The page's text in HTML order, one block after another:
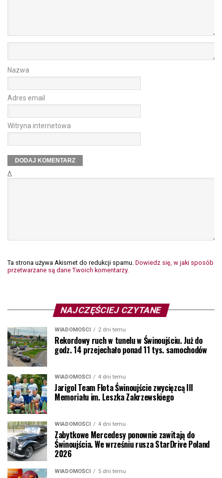
Nazwa
Adres email
Witryna internetowa
Δ
Ta strona używa Akismet do redukcji spamu. Dowiedz się, w jaki sposób
przetwarzane są dane Twoich komentarzy.
NAJCZĘŚCIEJ CZYTANE
WIADOMOŚCI 2 dni temu
Rekordowy ruch w tunelu w Świnoujściu. Już do
godz. 14 przejechało ponad 11 tys. samochodów
WIADOMOŚCI 4 dni temu
Jarigol Team Flota Świnoujście zwycięzcą III
Memoriału im. Leszka Zakrzewskiego
WIADOMOŚCI 4 dni temu
Zabytkowe Mercedesy ponownie zawitają do
Świnoujścia. We wrześniu rusza StarDrive Poland
2026
WIADOMOŚCI 5 dni temu